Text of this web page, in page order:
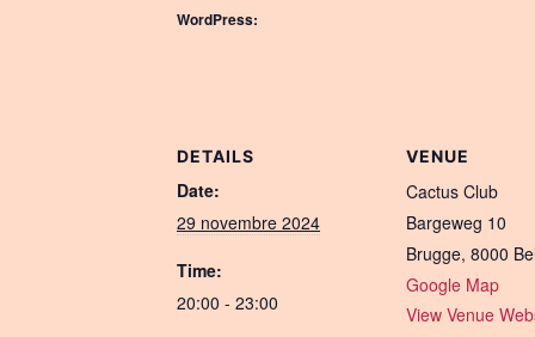
WordPress:
DETAILS
Date:
29 novembre 2024
Time:
20:00 - 23:00
VENUE
Cactus Club
Bargeweg 10
Brugge, 8000
Google Map
View Venue